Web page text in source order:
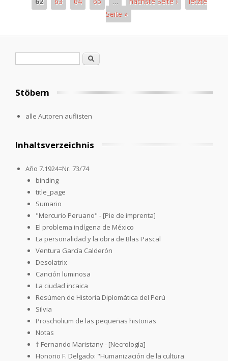
Seite »
Suche
Stöbern
alle Autoren auflisten
Inhaltsverzeichnis
Año 7.1924=Nr. 73/74
binding
title_page
Sumario
"Mercurio Peruano" - [Pie de imprenta]
El problema indígena de México
La personalidad y la obra de Blas Pascal
Ventura García Calderón
Desolatrix
Canción luminosa
La ciudad incaica
Resúmen de Historia Diplomática del Perú
Silvia
Proscholium de las pequeñas historias
Notas
† Fernando Maristany - [Necrología]
Honorio F. Delgado: "Humanización de la cultura